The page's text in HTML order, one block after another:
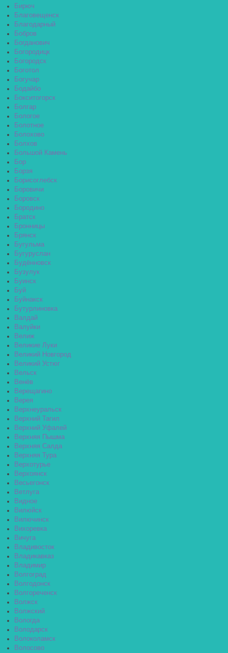
Бирюч
Благовещенск
Благодарный
Бобров
Богданович
Богородицк
Богородск
Боготол
Богучар
Бодайбо
Бокситогорск
Болгар
Бологое
Болотное
Болохово
Болхов
Большой Камень
Бор
Борзя
Борисоглебск
Боровичи
Боровск
Бородино
Братск
Бронницы
Брянск
Бугульма
Бугуруслан
Будённовск
Бузулук
Буинск
Буй
Буйнакск
Бутурлиновка
Валдай
Валуйки
Велиж
Великие Луки
Великий Новгород
Великий Устюг
Вельск
Венёв
Верещагино
Верея
Верхнеуральск
Верхний Тагил
Верхний Уфалей
Верхняя Пышма
Верхняя Салда
Верхняя Тура
Верхотурье
Верхоянск
Весьегонск
Ветлуга
Видное
Вилюйск
Вилючинск
Вихоревка
Вичуга
Владивосток
Владикавказ
Владимир
Волгоград
Волгодонск
Волгореченск
Волжск
Волжский
Вологда
Володарск
Волоколамск
Волосово